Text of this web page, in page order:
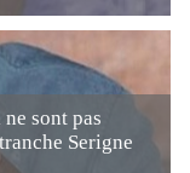
sont pas
Serigne